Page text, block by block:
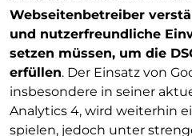
Webseitenbetreiber
und nutzerfreundliche
setzen müssen, um die
erfüllen. Der Einsatz von
insbesondere in seiner
Analytics 4, wird weiterhin
spielen, jedoch unter